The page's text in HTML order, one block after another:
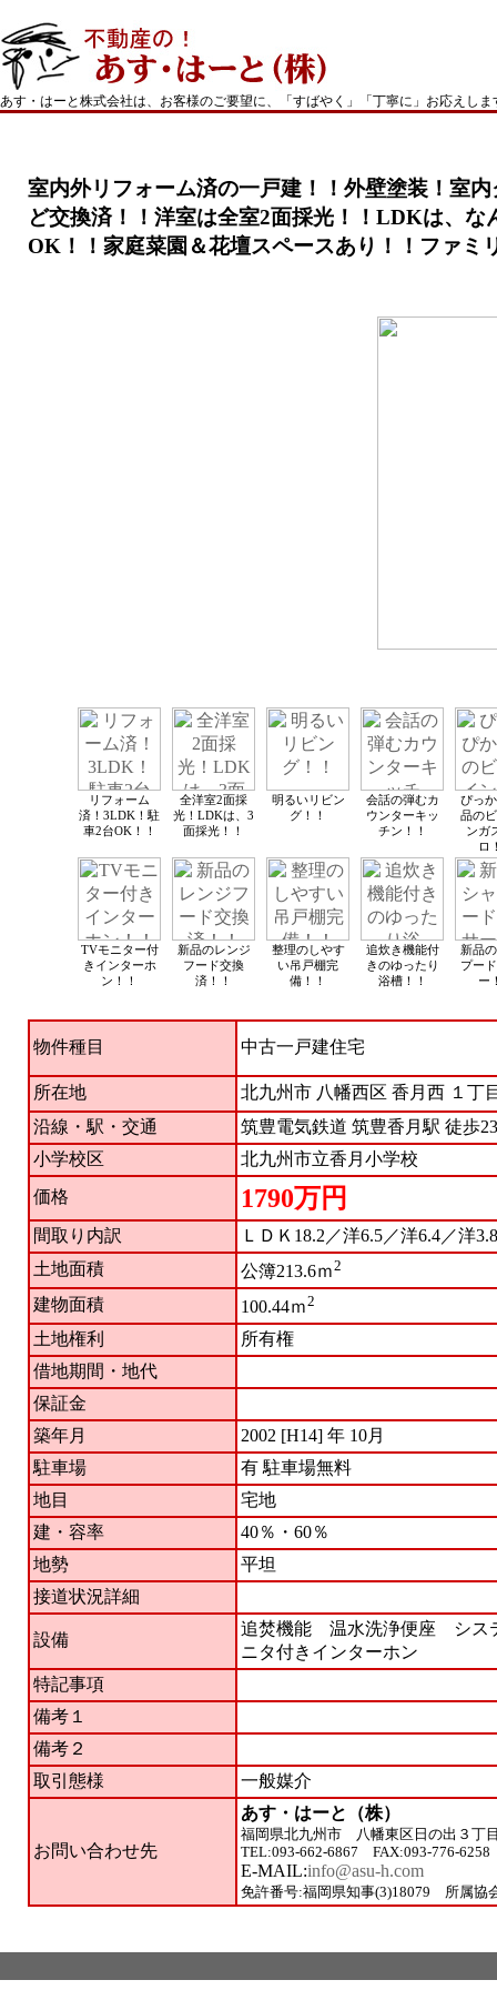
あす・はーと株式会社は、お客様のご要望に、「すばやく」「丁寧に」お応えしま
室内外リフォーム済の一戸建！！外壁塗装！室
ど交換済！！洋室は全室2面採光！！LDKは、
OK！！家庭菜園＆花壇スペースあり！！ファミ
リフォーム
済！3LDK！駐
車2台OK！！
全洋室2面採
光！LDKは、3
面採光！！
明るいリビン
グ！！
会話の弾むカ
ウンターキッ
チン！！
ぴっ
品の
ンガ
ロ
TVモニター付
きインターホ
ン！！
新品のレンジ
フード交換
済！！
整理のしやす
い吊戸棚完
備！！
追炊き機能付
きのゆったり
浴槽！！
新品
プー
ー
物件種目 中古一戸建住宅
所在地
北九州市 八幡西区 香月西 １
沿線・駅・交通
筑豊電気鉄道 筑豊香月駅 徒
小学校区
北九州市立香月小学校
価格
1790万円
間取り内訳
ＬＤＫ18.2／洋6.5／洋6.4／洋
土地面積
公簿213.6ｍ2
建物面積 100.44ｍ2
土地権利
所有権
借地期間・地代
保証金
築年月
2002 [H14] 年 10月
駐車場
有 駐車場無料
地目
宅地
建・容率
40％・60％
地勢
平坦
接道状況詳細
設備
追焚機能 温水洗浄便座 シス
ニタ付きインターホン
特記事項
備考１
備考２
取引態様
一般媒介
お問い合わせ先
あす・はーと（株）
福岡県北九州市 八幡東区日の出３丁
TEL:093-662-6867 FAX:093-776-6258
E-MAIL:info@asu-h.com
免許番号:福岡県知事(3)18079 所属協